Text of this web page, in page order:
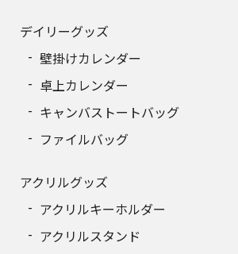
390
400
デイリーグッズ
壁掛けカレンダー
卓上カレンダー
キャンバストートバッグ
ファイルバッグ
アクリルグッズ
アクリルキーホルダー
アクリルスタンド